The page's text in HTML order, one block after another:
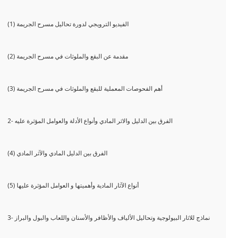
(1) الفيديو الترويجي لدورة تحاليل مسرح الجريمة
(2) مقدمة عن البقع والملوثات في مسرح الجريمة
(3) أهم الفحوصات المعملية للبقع والملوثات في مسرح الجريمة
2- الفرق بين الدليل والاثر المادي وأنواع الأدلة والعوامل المؤثرة عليه
(4) الفرق بين الدليل المادي والآثر المادي
(5) أنواع الآثار المادية وأهميتها و العوامل المؤثرة عليها
3- نماذج للاثار البيولوجية وتحاليل الألياف والأظافر والأسنان واللعاب والبول والبراز